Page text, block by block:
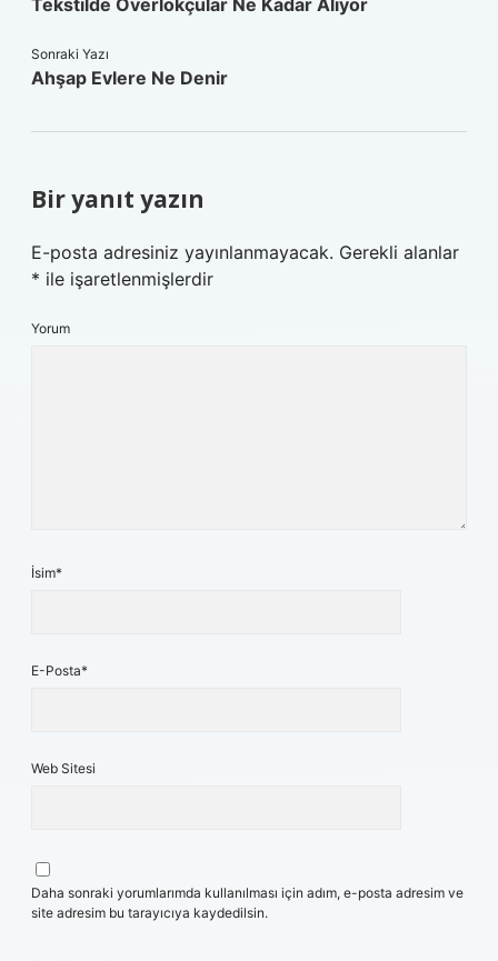
Tekstilde Overlokçular Ne Kadar Alıyor
Sonraki Yazı
Ahşap Evlere Ne Denir
Bir yanıt yazın
E-posta adresiniz yayınlanmayacak. Gerekli alanlar
* ile işaretlenmişlerdir
Yorum
İsim*
E-Posta*
Web Sitesi
Daha sonraki yorumlarımda kullanılması için adım, e-posta adresim ve
site adresim bu tarayıcıya kaydedilsin.